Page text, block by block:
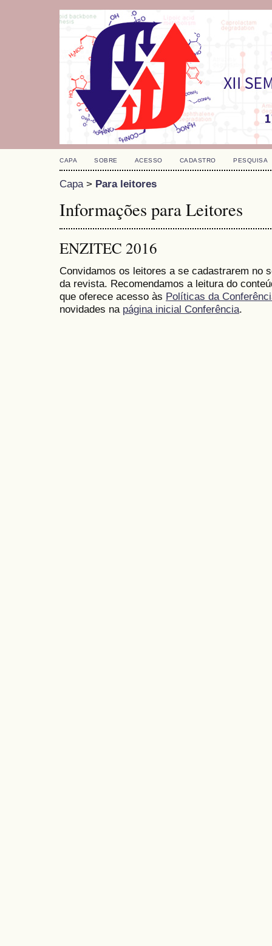
CAPA SOBRE ACESSO CADASTRO PESQUISA
Capa> Para leitores
Informações para Leitores
ENZITEC 2016
Convidamos os leitores a se cadastrarem no
da revista. Recomendamos a leitura do
que oferece acesso às Políticas da
novidades na página inicial Conferência.